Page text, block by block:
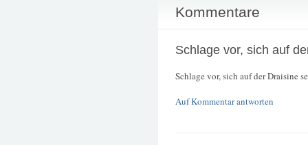
Kommentare
Schlage vor, sich auf
Schlage vor, sich auf der Draisine
Auf Kommentar antworten